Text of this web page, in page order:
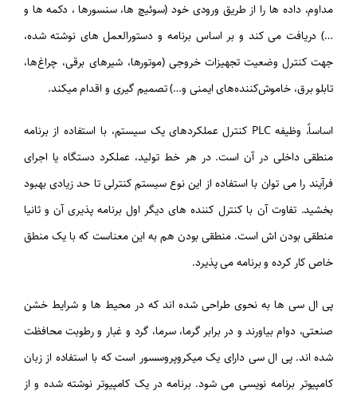
مداوم، داده ها را از طریق ورودی خود (سوئیچ ها، سنسورها ، دکمه ها و
…) دریافت می کند و بر اساس برنامه و دستورالعمل های نوشته شده،
جهت کنترل وضعیت تجهیزات خروجی (موتورها، شیرهای برقی، چراغ‌ها،
تابلو برق، خاموش‌کننده‌های ایمنی و…) تصمیم گیری و اقدام میکند.
اساساً، وظیفه PLC کنترل عملکردهای یک سیستم، با استفاده از برنامه
منطقی داخلی در آن است. در هر خط تولید، عملکرد دستگاه یا اجرای
فرآیند را می توان با استفاده از این نوع سیستم کنترلی تا حد زیادی بهبود
بخشید. تفاوت آن با کنترل کننده های دیگر اول برنامه پذیری آن و ثانیا
منطقی بودن اش است. منطقی بودن هم به این معناست که با یک منطق
خاص کار کرده و برنامه می پذیرد.
پی ال سی ها به نحوی طراحی شده اند که در محیط ها و شرایط خشن
صنعتی، دوام بیاورند و در برابر گرما، سرما، گرد و غبار و رطوبت محافظت
شده اند. پی ال سی دارای یک میکروپروسسور است که با استفاده از زبان
کامپیوتر برنامه نویسی می شود. برنامه در یک کامپیوتر نوشته شده و از